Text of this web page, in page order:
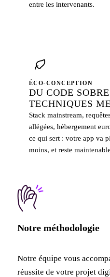
entre les intervenants.
ÉCO-CONCEPTION
DU CODE
TECHNIQUES
Stack mainstream,
allégées, hébergement
ce qui sert : votre app va
moins, et reste
Notre méthodologie
Notre équipe vous
réussite de votre projet